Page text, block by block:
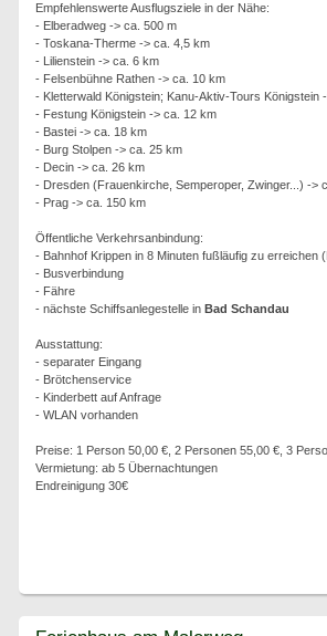
Empfehlenswerte Ausflugsziele in der Nähe:
- Elberadweg -> ca. 500 m
- Toskana-Therme -> ca. 4,5 km
- Lilienstein -> ca. 6 km
- Felsenbühne Rathen -> ca. 10 km
- Kletterwald Königstein; Kanu-Aktiv-Tours Königstein
- Festung Königstein -> ca. 12 km
- Bastei -> ca. 18 km
- Burg Stolpen -> ca. 25 km
- Decin -> ca. 26 km
- Dresden (Frauenkirche, Semperoper, Zwinger...) ->
- Prag -> ca. 150 km
Öffentliche Verkehrsanbindung:
- Bahnhof Krippen in 8 Minuten fußläufig zu
- Busverbindung
- Fähre
- nächste Schiffsanlegestelle in Bad Schandau
Ausstattung:
- separater Eingang
- Brötchenservice
- Kinderbett auf Anfrage
- WLAN vorhanden
Preise: 1 Person 50,00 €, 2 Personen 55,00 €, 3
Vermietung: ab 5 Übernachtungen
Endreinigung 30€